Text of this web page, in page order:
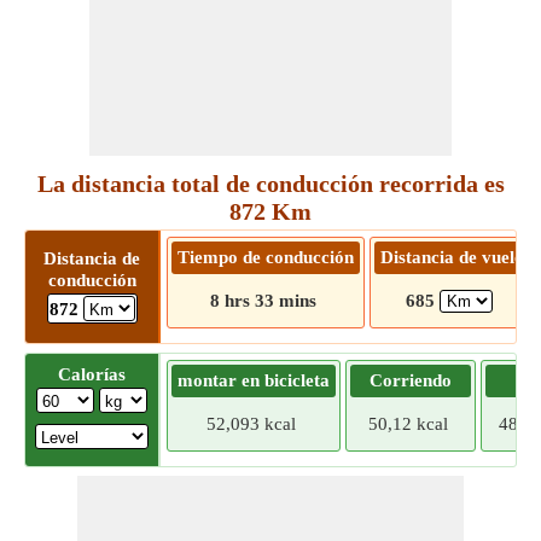
La distancia total de conducción recorrida es
872 Km
Distancia de
conducción
872
Tiempo de conducción
8 hrs 33 mins
Distancia de vuelo
685
Calorías montar en bicicleta
52,093 kcal
Corriendo
50,12 kcal